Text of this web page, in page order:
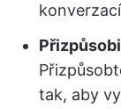
konverzací
tak, aby